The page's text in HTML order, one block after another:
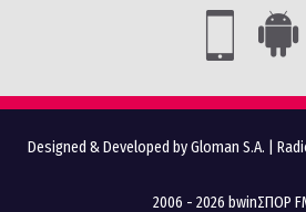
Designed & Developed by Gloman S.A.
2006 - 2026 bwinΣΠΟΡ